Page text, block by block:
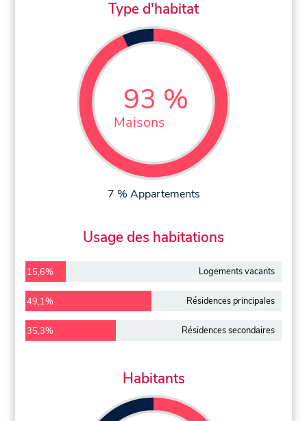
Type d'habitat
93 %
Maisons
7 % Appartements
Usage des habitations
15,6% Logements vacants
49,1% Résidences principales
35,3% Résidences secondaires
Habitants